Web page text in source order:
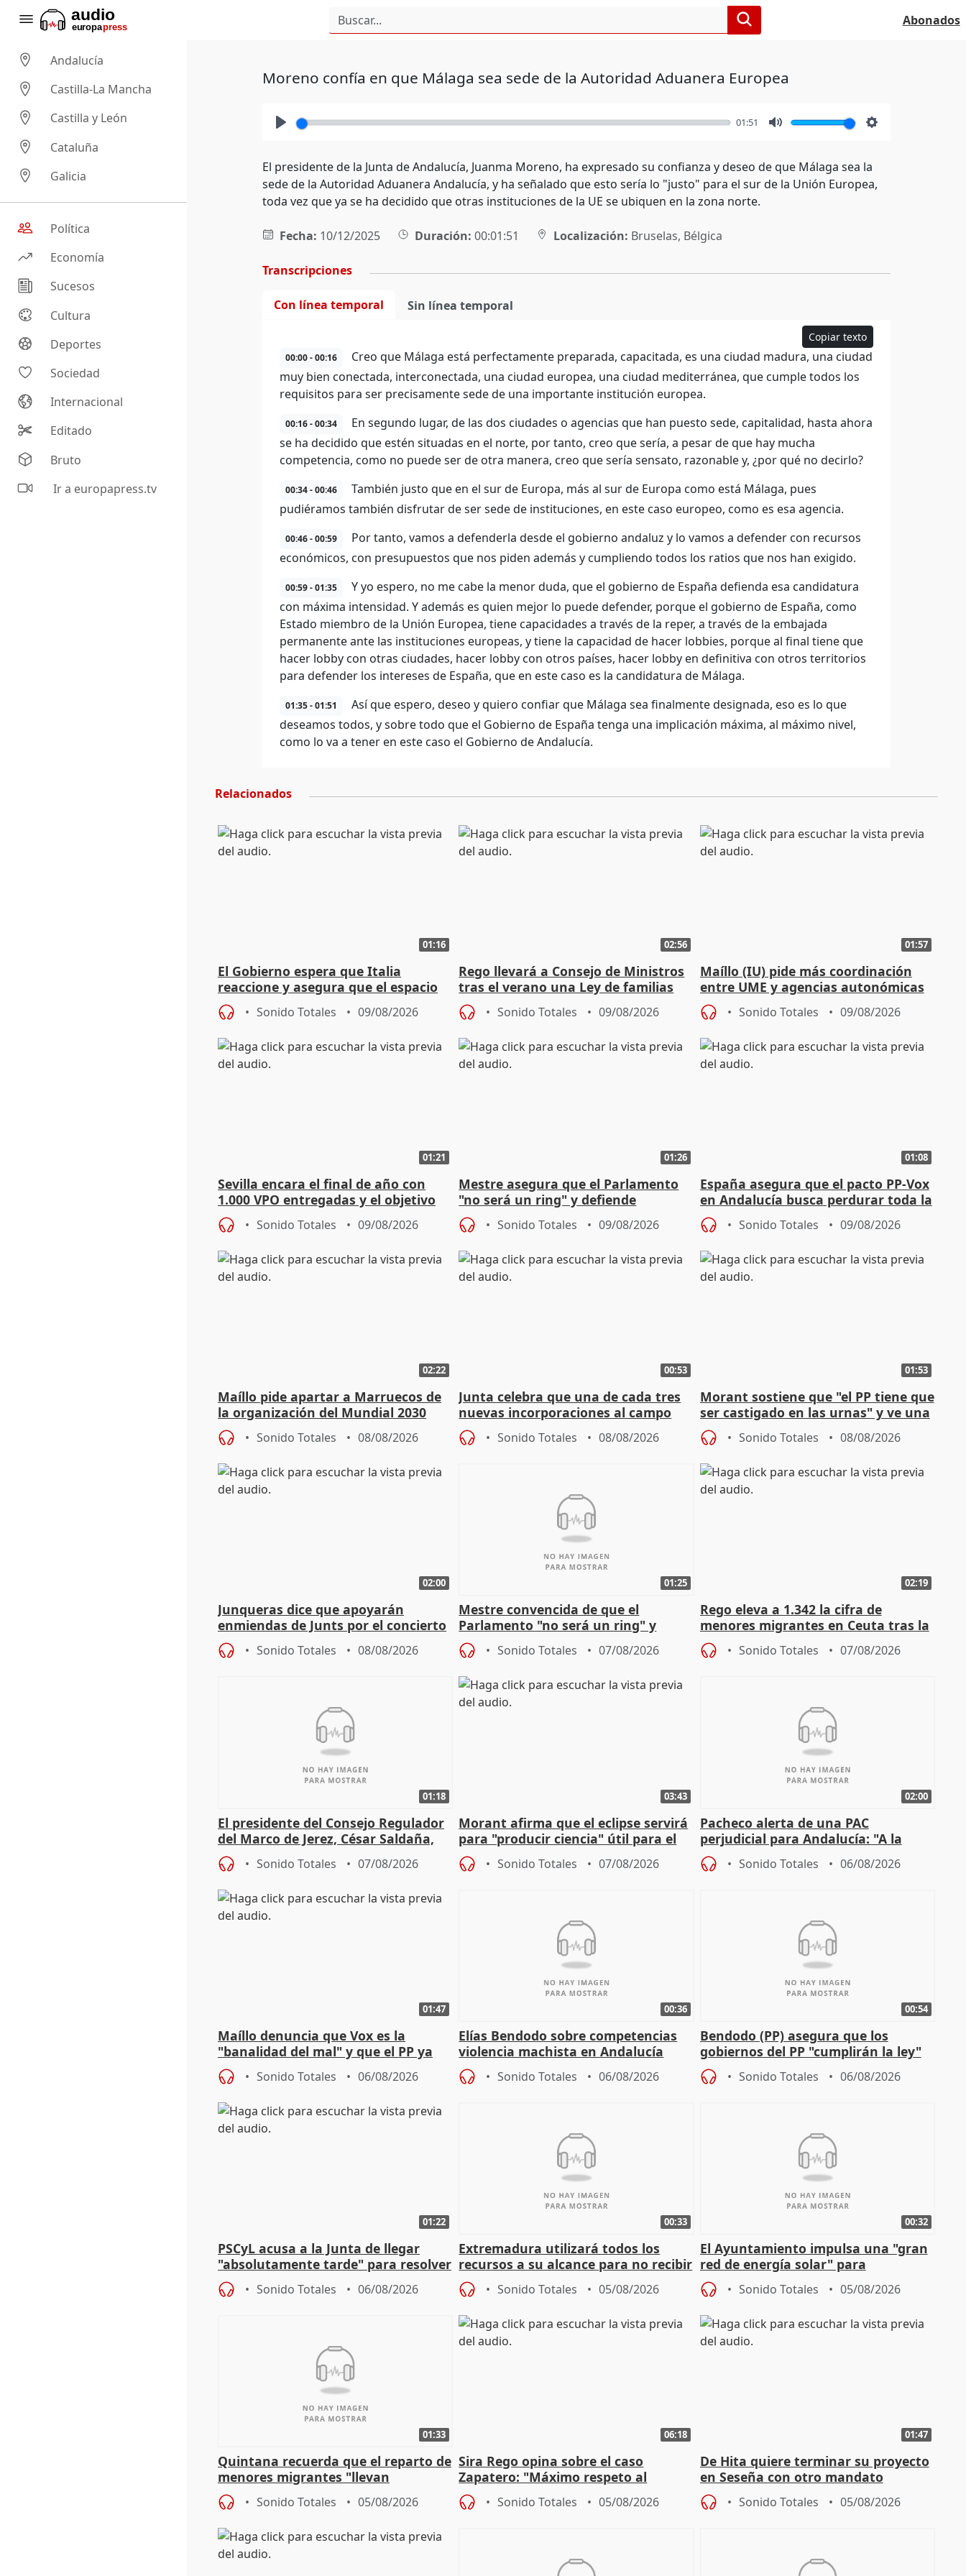
Abonados
Andalucía
Castilla-La Mancha
Castilla y León
Cataluña
Galicia
Política
Economía
Sucesos
Cultura
Deportes
Sociedad
Internacional
Editado
Bruto
Ir a europapress.tv
Moreno confía en que Málaga sea sede de la Autoridad Aduanera Europea
01:51
El presidente de la Junta de Andalucía, Juanma Moreno, ha expresado su confianza y deseo de que Málaga sea la
sede de la Autoridad Aduanera Andalucía, y ha señalado que esto sería lo "justo" para el sur de la Unión Europea,
toda vez que ya se ha decidido que otras instituciones de la UE se ubiquen en la zona norte.
Fecha: 10/12/2025 Duración: 00:01:51 Localización: Bruselas, Bélgica
Transcripciones
Con línea temporal Sin línea temporal
Copiar texto
00:00 - 00:16
Creo que Málaga está perfectamente preparada, capacitada, es una ciudad madura, una ciudad
muy bien conectada, interconectada, una ciudad europea, una ciudad mediterránea, que cumple todos los
requisitos para ser precisamente sede de una importante institución europea.
00:16 - 00:34
En segundo lugar, de las dos ciudades o agencias que han puesto sede, capitalidad, hasta ahora
se ha decidido que estén situadas en el norte, por tanto, creo que sería, a pesar de que hay mucha
competencia, como no puede ser de otra manera, creo que sería sensato, razonable y, ¿por qué no decirlo?
00:34 - 00:46
También justo que en el sur de Europa, más al sur de Europa como está Málaga, pues
pudiéramos también disfrutar de ser sede de instituciones, en este caso europeo, como es esa agencia.
00:46 - 00:59
Por tanto, vamos a defenderla desde el gobierno andaluz y lo vamos a defender con recursos
económicos, con presupuestos que nos piden además y cumpliendo todos los ratios que nos han exigido.
00:59 - 01:35
Y yo espero, no me cabe la menor duda, que el gobierno de España defienda esa candidatura
con máxima intensidad. Y además es quien mejor lo puede defender, porque el gobierno de España, como
Estado miembro de la Unión Europea, tiene capacidades a través de la reper, a través de la embajada
permanente ante las instituciones europeas, y tiene la capacidad de hacer lobbies, porque al final tiene que
hacer lobby con otras ciudades, hacer lobby con otros países, hacer lobby en definitiva con otros territorios
para defender los intereses de España, que en este caso es la candidatura de Málaga.
01:35 - 01:51
Así que espero, deseo y quiero confiar que Málaga sea finalmente designada, eso es lo que
deseamos todos, y sobre todo que el Gobierno de España tenga una implicación máxima, al máximo nivel,
como lo va a tener en este caso el Gobierno de Andalucía.
Relacionados
01:16
El Gobierno espera que Italia
reaccione y asegura que el espacio
Schengen "no ha sido violado"
Sonido Totales 09/08/2026
02:56
Rego llevará a Consejo de Ministros
tras el verano una Ley de familias
acogedoras
Sonido Totales 09/08/2026
01:57
Maíllo (IU) pide más coordinación
entre UME y agencias autonómicas
Sonido Totales 09/08/2026
01:21
Sevilla encara el final de año con
1.000 VPO entregadas y el objetivo
de abaratar precios
Sonido Totales 09/08/2026
01:26
Mestre asegura que el Parlamento
"no será un ring" y defiende
"estabilidad" del pacto con Vox
Sonido Totales 09/08/2026
01:08
España asegura que el pacto PP-Vox
en Andalucía busca perdurar toda la
legislatura
Sonido Totales 09/08/2026
02:22
Maíllo pide apartar a Marruecos de
la organización del Mundial 2030
Sonido Totales 08/08/2026
00:53
Junta celebra que una de cada tres
nuevas incorporaciones al campo
andaluz son mujeres jóvenes
Sonido Totales 08/08/2026
01:53
Morant sostiene que "el PP tiene que
ser castigado en las urnas" y ve una
"pulsión de cambio"
Sonido Totales 08/08/2026
02:00
Junqueras dice que apoyarán
enmiendas de Junts por el concierto
en el trámite de financiación
Sonido Totales 08/08/2026
01:25
Mestre convencida de que el
Parlamento "no será un ring" y
defiende "estabilidad" del pacto con
Vox
Sonido Totales 07/08/2026
02:19
Rego eleva a 1.342 la cifra de
menores migrantes en Ceuta tras la
entrada masiva
Sonido Totales 07/08/2026
01:18
El presidente del Consejo Regulador
del Marco de Jerez, César Saldaña,
sobre exportaciones
Sonido Totales 07/08/2026
03:43
Morant afirma que el eclipse servirá
para "producir ciencia" útil para el
resto del mundo
Sonido Totales 07/08/2026
02:00
Pacheco alerta de una PAC
perjudicial para Andalucía: "A la
agricultura hay que protegerla"
Sonido Totales 06/08/2026
01:47
Maíllo denuncia que Vox es la
"banalidad del mal" y que el PP ya
asume todas sus tesis
Sonido Totales 06/08/2026
00:36
Elías Bendodo sobre competencias
violencia machista en Andalucía
Sonido Totales 06/08/2026
00:54
Bendodo (PP) asegura que los
gobiernos del PP "cumplirán la ley"
sobre los menores migrantes
Sonido Totales 06/08/2026
01:22
PSCyL acusa a la Junta de llegar
"absolutamente tarde" para resolver
problemas como Newcastle
Sonido Totales 06/08/2026
00:33
Extremadura utilizará todos los
recursos a su alcance para no recibir
más menores migrantes
Sonido Totales 05/08/2026
00:32
El Ayuntamiento impulsa una "gran
red de energía solar" para
autoconsumo
Sonido Totales 05/08/2026
01:33
Quintana recuerda que el reparto de
menores migrantes "llevan
aportación del Gobierno" central
Sonido Totales 05/08/2026
06:18
Sira Rego opina sobre el caso
Zapatero: "Máximo respeto al
proceso judicial"
Sonido Totales 05/08/2026
01:47
De Hita quiere terminar su proyecto
en Seseña con otro mandato
Sonido Totales 05/08/2026